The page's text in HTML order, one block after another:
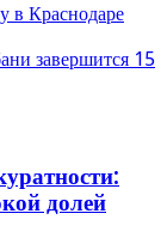
в Краснодаре
завершится 15
долей